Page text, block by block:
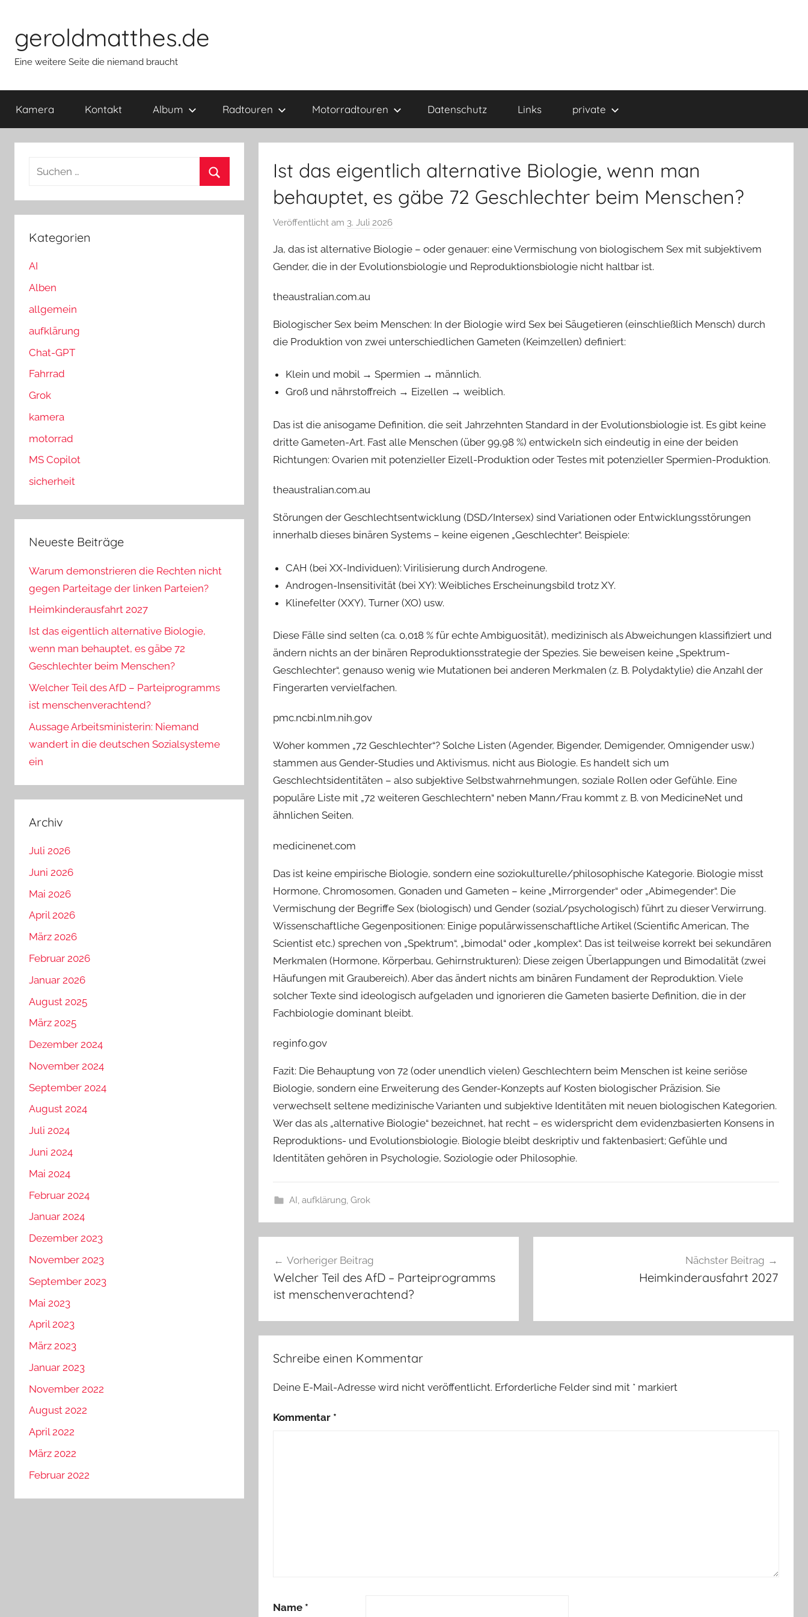
springen
geroldmatthes.de
Eine weitere Seite die niemand braucht
Kamera Kontakt Album Radtouren Motorradtouren Datenschutz Links private
Ist das eigentlich alternative Biologie, wenn man
behauptet, es gäbe 72 Geschlechter beim Menschen?
Veröffentlicht am 3. Juli 2026v
n
a
Ja, das ist alternative Biologie – oder genauer: eine Vermischung von biologischem Sex mit subjektivem
Gender, die in der Evolutionsbiologie und Reproduktionsbiologie nicht haltbar ist.
theaustralian.com.au
Biologischer Sex beim Menschen: In der Biologie wird Sex bei Säugetieren (einschließlich Mensch) durch
die Produktion von zwei unterschiedlichen Gameten (Keimzellen) definiert:
Klein und mobil→ Spermien → männlich.
Groß und nährstoffreich → Eizellen → weiblich.
Das ist die anisogame Definition, die seit Jahrzehnten Standard in der Evolutionsbiologie ist. Es gibt keine
dritte Gameten-Art. Fast alle Menschen (über 99,98 %) entwickeln sich eindeutig in eine der beiden
Richtungen: Ovarien mit potenzieller Eizell-Produktion oder Testes mit potenzieller Spermien-Produktion.
theaustralian.com.au
Störungen der Geschlechtsentwicklung (DSD/Intersex) sind Variationen oder Entwicklungsstörungen
innerhalb dieses binären Systems – keine eigenen „Geschlechter“. Beispiele:
CAH (bei XX-Individuen): Virilisierung durch Androgene.
Androgen-Insensitivität (bei XY): Weibliches Erscheinungsbild trotz XY.
Klinefelter (XXY), Turner (XO) usw.
Diese Fälle sind selten (ca. 0,018 % für echte Ambiguosität), medizinisch als Abweichungen klassifiziert und
ändern nichts an der binären Reproduktionsstrategie der Spezies. Sie beweisen keine „Spektrum-
Geschlechter“, genauso wenig wie Mutationen bei anderen Merkmalen (z. B. Polydaktylie) die Anzahl der
Fingerarten vervielfachen.
pmc.ncbi.nlm.nih.gov
Woher kommen „72 Geschlechter“? Solche Listen (Agender, Bigender, Demigender, Omnigen­der usw.)
stammen aus Gender-Studiesund Aktivismus, nicht aus Biologie. Es handelt sich um
Geschlechtsidentitäten – also subjektive Selbstwahrnehmungen, soziale Rollen oder Gefühle. Eine
populäre Liste mit „72 weiteren Geschlechtern“ neben Mann/Frau kommt z. B. von MedicineNet und
ähnlichen Seiten.
medicinenet.com
Das ist keine empirische Biologie, sondern eine soziokulturelle/philosophische Kategorie. Biologie misst
Hormone, Chromosomen, Gonaden und Gameten – keine „Mirrorgender“ oder „Abimegender“. Die
Vermischung der Begriffe Sex (biologisch) und Gender(sozial/psychologisch) führt zu dieser Verwirrung.
Wissenschaftliche Gegenpositionen: Einige populärwissenschaftliche Artikel (Scientific American, The
Scientist etc.) sprechen von „Spektrum“, „bimodal“ oder „komplex“. Das ist teilweise korrekt bei sekundären
Merkmalen (Hormone, Körperbau, Gehirnstrukturen): Diese zeigen Überlappungen und Bimodalität (zwei
Häufungen mit Graubereich). Aber das ändert nichts am binären Fundament der Reproduktion. Viele
solcher Texte sind ideologisch aufgeladen und ignorieren die Gameten basierte Definition, die in der
Fachbiologie dominant bleibt.
reginfo.gov
Fazit: Die Behauptung von 72 (oder unendlich vielen) Geschlechtern beim Menschen ist keine seriöse
Biologie, sondern eine Erweiterung des Gender-Konzepts auf Kosten biologischer Präzision. Sie
verwechselt seltene medizinische Varianten und subjektive Identitäten mit neuen biologischen Kategorien.
Wer das als „alternative Biologie“ bezeichnet, hat recht – es widerspricht dem evidenzbasierten Konsens in
Reproduktions- und Evolutionsbiologie. Biologie bleibt deskriptiv und faktenbasiert; Gefühle und
Identitäten gehören in Psychologie, Soziologie oder Philosophie.
AI,aufklärung,Grok
Beitragsnavigation
Vorheriger Beitrag
Welcher Teil des AfD – Parteiprogramms
ist menschenverachtend?
Nächster Beitrag
Heimkinderausfahrt 2027
Schreibe einen Kommentar
Deine E-Mail-Adresse wird nicht veröffentlicht. Erforderliche Felder sind mit *markiert
Kommentar *
Name *
c
h
e
n
a
c
Kategorien
AI
Alben
allgemein
aufklärung
Chat-GPT
Fahrrad
Grok
kamera
motorrad
MS Copilot
sicherheit
Neueste Beiträge
Warum demonstrieren die Rechten nicht
gegen Parteitage der linken Parteien?
Heimkinderausfahrt 2027
Ist das eigentlich alternative Biologie,
wenn man behauptet, es gäbe 72
Geschlechter beim Menschen?
Welcher Teil des AfD – Parteiprogramms
ist menschenverachtend?
Aussage Arbeitsministerin: Niemand
wandert in die deutschen Sozialsysteme
ein
Archiv
Juli 2026
Juni 2026
Mai 2026
April 2026
März 2026
Februar 2026
Januar 2026
August 2025
März 2025
Dezember 2024
November 2024
September 2024
August 2024
Juli 2024
Juni 2024
Mai 2024
Februar 2024
Januar 2024
Dezember 2023
November 2023
September 2023
Mai 2023
April 2023
März 2023
Januar 2023
November 2022
August 2022
April 2022
März 2022
Februar 2022